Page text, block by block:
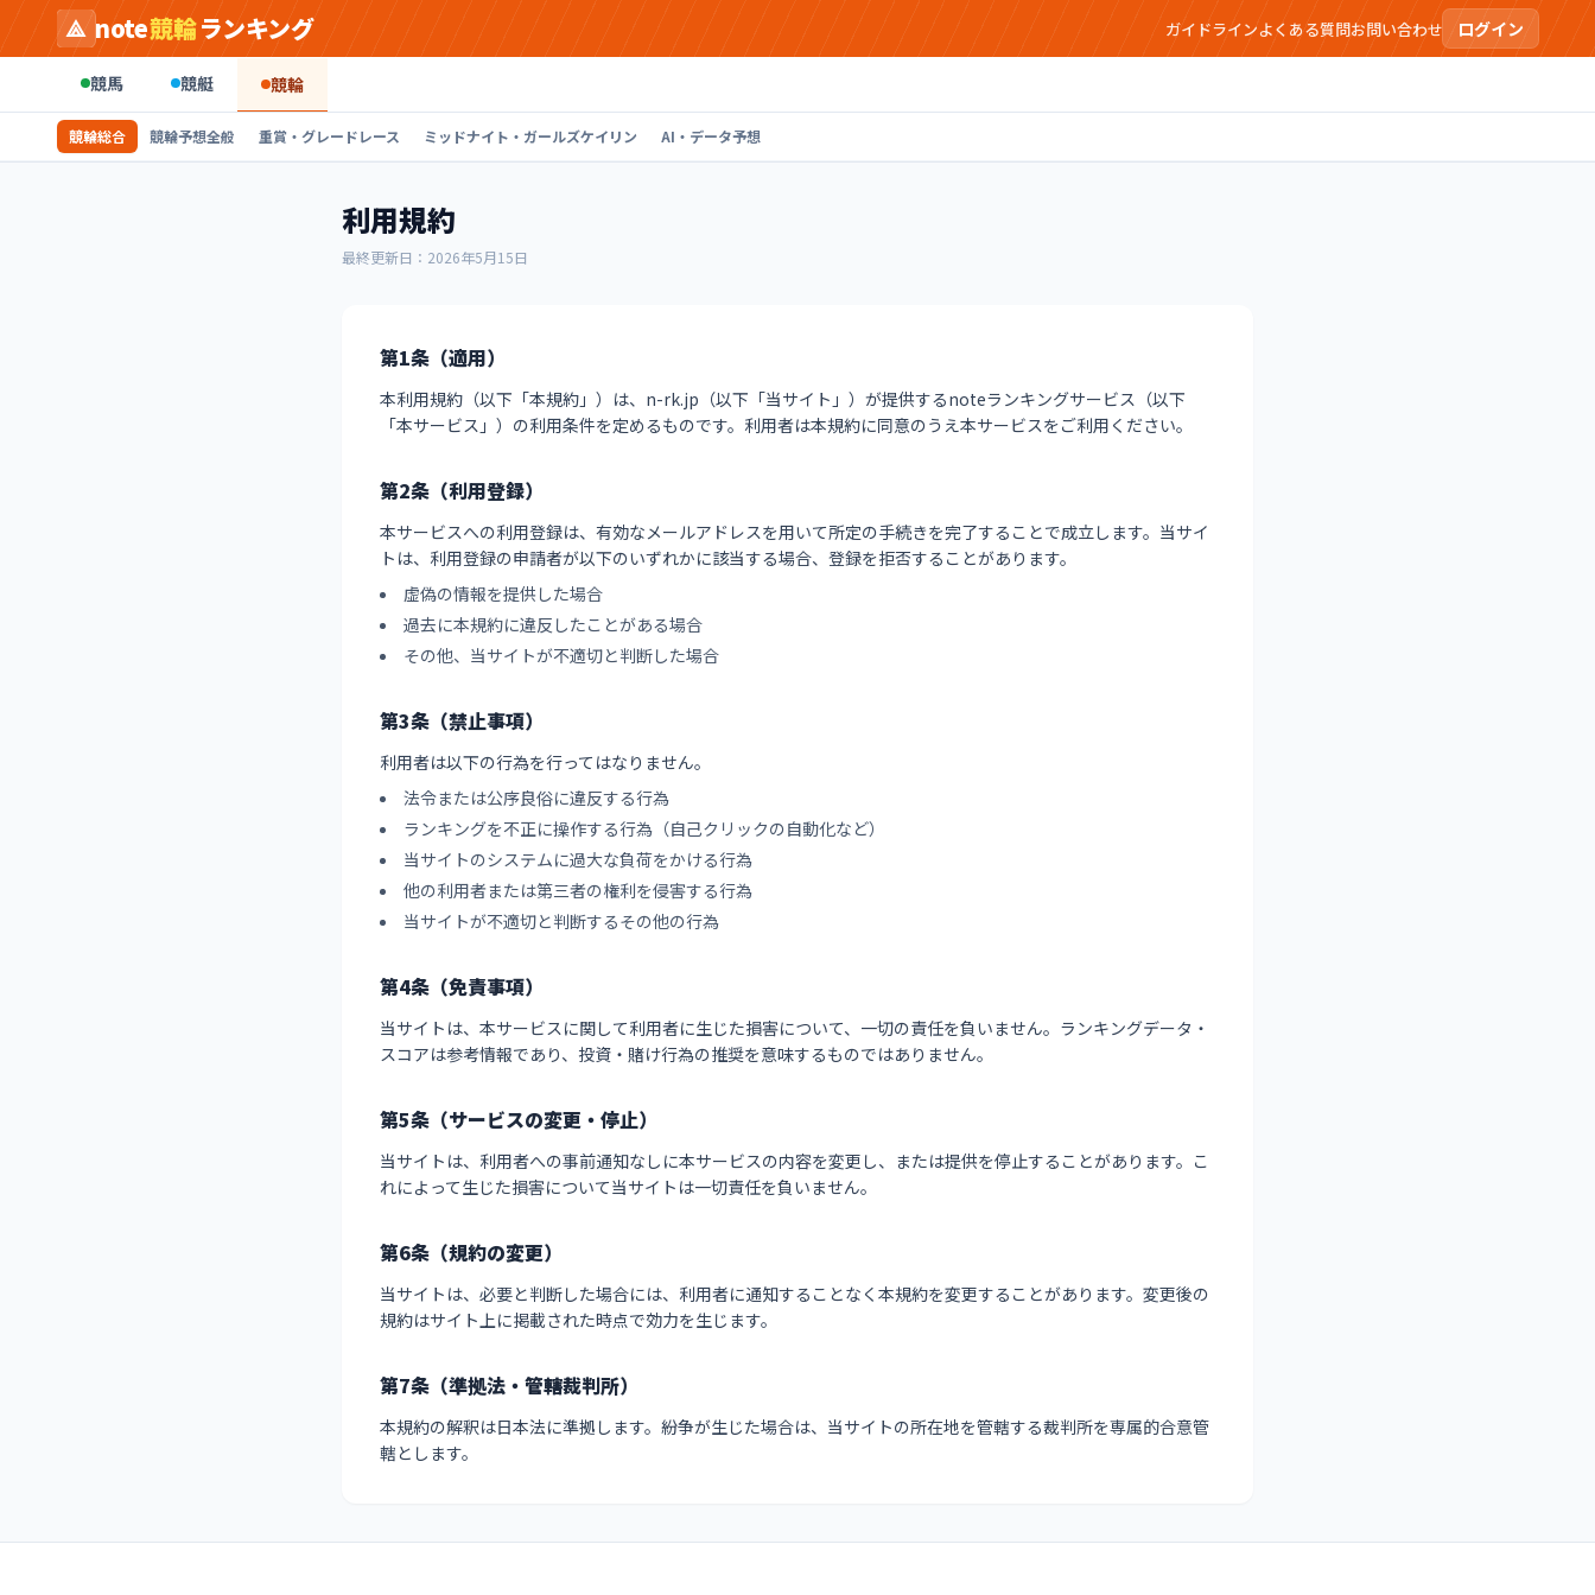
note競輪ランキング ガイドラインよくある質問お問い合わせ ログイン
競馬 競艇 競輪
競輪総合 競輪予想全般 重賞・グレードレース ミッドナイト・ガールズケイリン AI・データ予想
利用規約
最終更新日：2026年5月15日
第1条（適用）
本利用規約（以下「本規約」）は、n-rk.jp（以下「当サイト」）が提供するnoteランキングサービス（以下
「本サービス」）の利用条件を定めるものです。利用者は本規約に同意のうえ本サービスをご利用ください。
第2条（利用登録）
本サービスへの利用登録は、有効なメールアドレスを用いて所定の手続きを完了することで成立します。当サイ
トは、利用登録の申請者が以下のいずれかに該当する場合、登録を拒否することがあります。
虚偽の情報を提供した場合
過去に本規約に違反したことがある場合
その他、当サイトが不適切と判断した場合
第3条（禁止事項）
利用者は以下の行為を行ってはなりません。
法令または公序良俗に違反する行為
ランキングを不正に操作する行為（自己クリックの自動化など）
当サイトのシステムに過大な負荷をかける行為
他の利用者または第三者の権利を侵害する行為
当サイトが不適切と判断するその他の行為
第4条（免責事項）
当サイトは、本サービスに関して利用者に生じた損害について、一切の責任を負いません。ランキングデータ・
スコアは参考情報であり、投資・賭け行為の推奨を意味するものではありません。
第5条（サービスの変更・停止）
当サイトは、利用者への事前通知なしに本サービスの内容を変更し、または提供を停止することがあります。こ
れによって生じた損害について当サイトは一切責任を負いません。
第6条（規約の変更）
当サイトは、必要と判断した場合には、利用者に通知することなく本規約を変更することがあります。変更後の
規約はサイト上に掲載された時点で効力を生じます。
第7条（準拠法・管轄裁判所）
本規約の解釈は日本法に準拠します。紛争が生じた場合は、当サイトの所在地を管轄する裁判所を専属的合意管
轄とします。